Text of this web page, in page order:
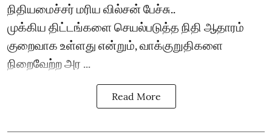
நிதியமைச்சர் மரிய வில்சன் பேச்சு..
முக்கிய திட்டங்களை செயல்படுத்த நிதி ஆதாரம்
குறைவாக உள்ளது என்றும், வாக்குறுதிகளை
நிறைவேற்ற அர ...
Read More